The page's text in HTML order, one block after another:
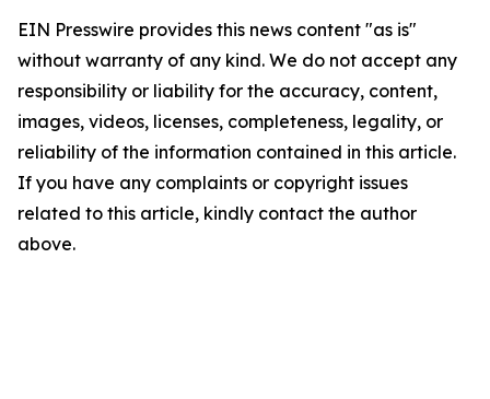
EIN Presswire provides this news content "as is"
without warranty of any kind. We do not accept any
responsibility or liability for the accuracy, content,
images, videos, licenses, completeness, legality, or
reliability of the information contained in this article.
If you have any complaints or copyright issues
related to this article, kindly contact the author
above.